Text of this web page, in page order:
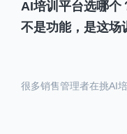
AI培训平台选哪个
不是功能，是这场
很多销售管理者在挑AI